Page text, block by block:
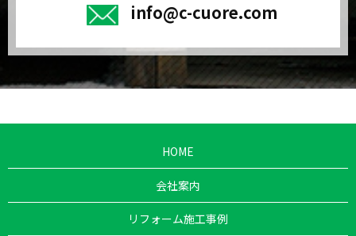
info@c-cuore.com
HOME
会社案内
リフォーム施工事例